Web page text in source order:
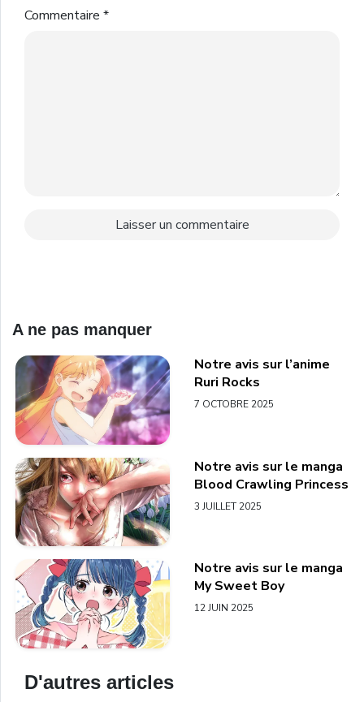
Commentaire *
A ne pas manquer
Notre avis sur l’anime
Ruri Rocks
7 OCTOBRE 2025
Notre avis sur le manga
Blood Crawling Princess
3 JUILLET 2025
Notre avis sur le manga
My Sweet Boy
12 JUIN 2025
D'autres articles